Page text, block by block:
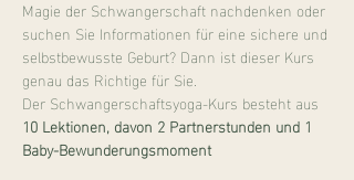
Magie der Schwangerschaft nachdenken oder
suchen Sie Informationen für eine sichere und
selbstbewusste Geburt? Dann ist dieser Kurs
genau das Richtige für Sie.
Der Schwangerschaftsyoga-Kurs besteht aus
10 Lektionen, davon 2 Partnerstunden und 1
Baby-Bewunderungsmoment